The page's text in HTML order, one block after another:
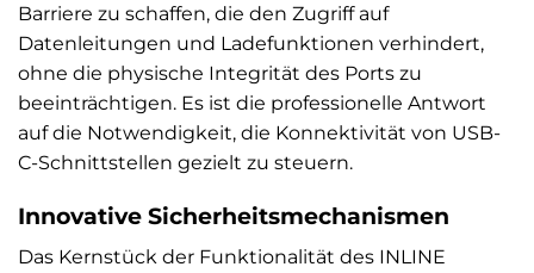
Barriere zu schaffen, die den Zugriff auf
Datenleitungen und Ladefunktionen verhindert,
ohne die physische Integrität des Ports zu
beeinträchtigen. Es ist die professionelle Antwort
auf die Notwendigkeit, die Konnektivität von USB-
C-Schnittstellen gezielt zu steuern.
Innovative Sicherheitsmechanismen
Das Kernstück der Funktionalität des INLINE